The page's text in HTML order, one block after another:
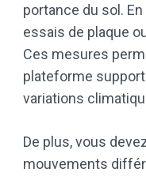
portance du sol.
essais de plaque
Ces mesures
plateforme
variations
De plus, vous
mouvements